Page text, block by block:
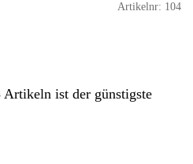
Artikelnr: 104
ist der günstigste